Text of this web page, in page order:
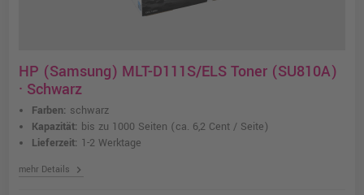
HP (Samsung) MLT-D111S/ELS Toner (SU810A)
· Schwarz
Farben: schwarz
Kapazität: bis zu 1000 Seiten (ca. 6,2 Cent / Seite)
Lieferzeit: 1-2 Werktage
mehr Details chevron_right